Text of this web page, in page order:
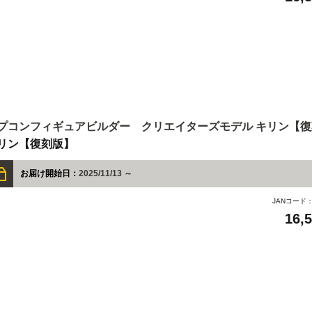
コンフィギュアビルダー クリエイターズモデル キリン【
ン【復刻版】
お届け開始日： 2025/11/13 ～
JANコード